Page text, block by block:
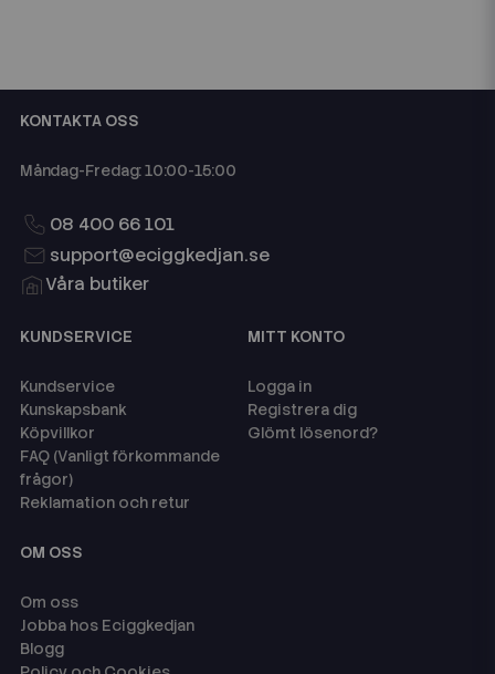
KONTAKTA OSS
Måndag-Fredag: 10:00-15:00
08 400 66 101
support@eciggkedjan.se
Våra butiker
KUNDSERVICE
Kundservice
Kunskapsbank
Köpvillkor
FAQ (Vanligt förkommande
frågor)
Reklamation och retur
MITT KONTO
Logga in
Registrera dig
Glömt lösenord?
OM OSS
Om oss
Jobba hos Eciggkedjan
Blogg